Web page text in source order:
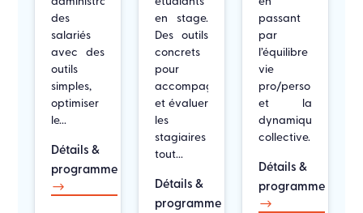
des
salariés
avec des
outils
simples,
optimiser
le...
Détails &
programme
$
en stage.
Des outils
concrets
pour
accompagner
et évaluer
les
stagiaires
tout...
Détails &
programme
passant
par
l’équilibre
vie
pro/perso
et la
dynamique
collective.
Détails &
programme
$